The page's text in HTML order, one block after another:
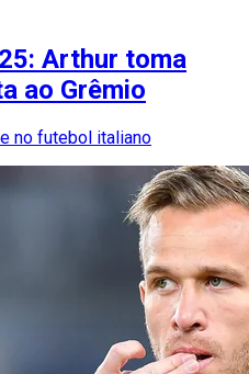
Arthur toma
ao Grêmio
no futebol italiano